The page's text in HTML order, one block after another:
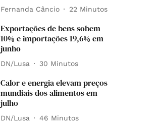
Fernanda Câncio 22 Minutos
Exportações de bens sobem
10% e importações 19,6% em
junho
DN/Lusa 30 Minutos
Calor e energia elevam preços
mundiais dos alimentos em
julho
DN/Lusa 46 Minutos